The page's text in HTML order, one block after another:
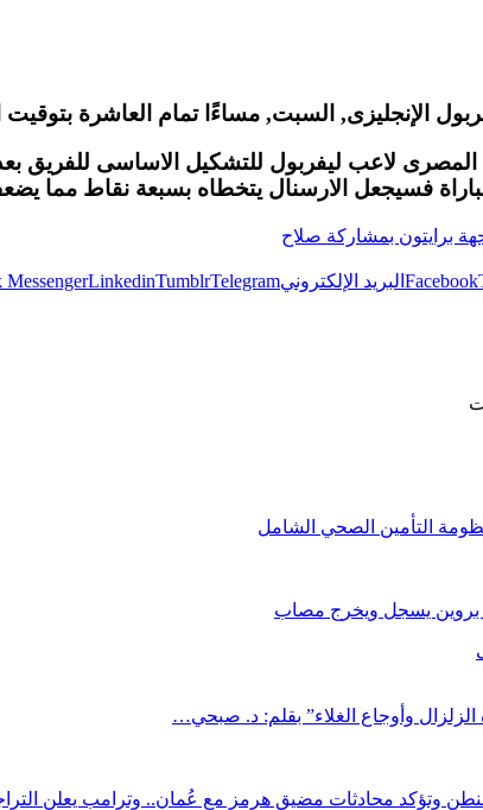
الإنجليزى, السبت, مساءًا تمام العاشرة
لاعب ليفربول للتشكيل الاساسى للفريق
فسيجعل الارسنال يتخطاه بسبعة نقاط مما
برايتون بمشاركة صلاح
Facebook البريد الإلكتروني MessengerLinkedinTumblrTelegram
التأمين الصحي الشامل
بروين يسجل ويخرج مصاب
الزلزال وأوجاع الغلاء” بقلم: د. صبحي…
وتؤكد محادثات مضيق هرمز مع عُمان.. وترامب يعلن